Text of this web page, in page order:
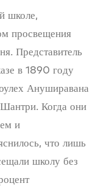
школе,
просвещения
Представитель
в 1890 году
Ануширавана
Когда они
и
что лишь
школу без